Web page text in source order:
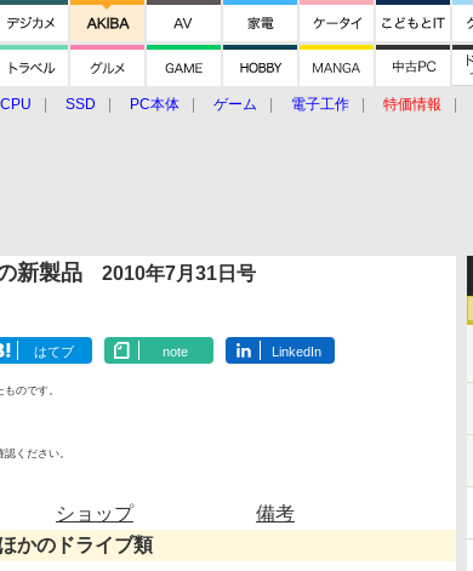
CPU SSD PC本体 ゲーム 電子工作 特価情報
新製品 2010年7月31日号
はてブ note LinkedIn
のです。
ください。
ショップ
備考
かのドライブ類